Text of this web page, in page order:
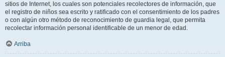
sitios de Internet, los cuales son potenciales recolectores de información, que
el registro de niños sea escrito y ratificado con el consentimiento de los padres
o con algún otro método de reconocimiento de guardia legal, que permita
recolectar información personal identificable de un menor de edad.
Arriba